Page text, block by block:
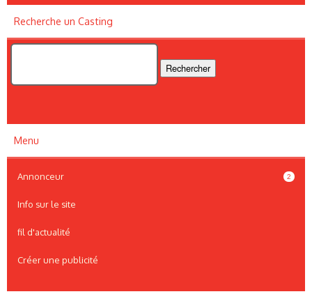
Recherche un Casting
Menu
Annonceur 2
Info sur le site
fil d'actualité
Créer une publicité